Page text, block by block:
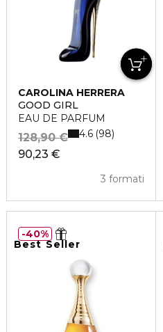
CAROLINA HERRERA
GOOD GIRL
EAU DE PARFUM
90,23 €
128,90 €
3 formati
4.6 98
Best Seller
40%